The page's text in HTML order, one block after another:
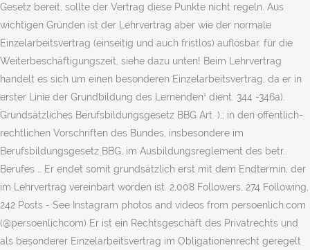
Gesetz bereit, sollte der Vertrag diese Punkte nicht regeln. Aus
wichtigen Gründen ist der Lehrvertrag aber wie der normale
Einzelarbeitsvertrag (einseitig und auch fristlos) auflösbar. für die
Weiterbeschäftigungszeit, siehe dazu unten! Beim Lehrvertrag
handelt es sich um einen besonderen Einzelarbeitsvertrag, da er in
erster Linie der Grundbildung des Lernenden¹ dient. 344 -346a).
Grundsätzliches Berufsbildungsgesetz BBG Art. ),; in den öffentlich-
rechtlichen Vorschriften des Bundes, insbesondere im
Berufsbildungsgesetz BBG, im Ausbildungsreglement des betr..
Berufes … Er endet somit grundsätzlich erst mit dem Endtermin, der
im Lehrvertrag vereinbart worden ist. 2,008 Followers, 274 Following,
242 Posts - See Instagram photos and videos from persoenlich.com
(@persoenlichcom) Er ist ein Rechtsgeschäft des Privatrechts und
als besonderer Einzelarbeitsvertrag im Obligationenrecht geregelt